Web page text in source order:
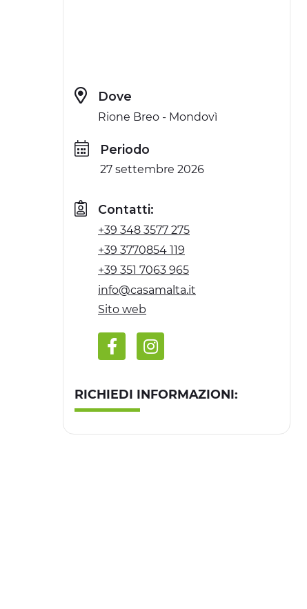
Dove
Rione Breo - Mondovì
Periodo
27 settembre 2026
Contatti:
+39 348 3577 275
+39 3770854 119
+39 351 7063 965
info@casamalta.it
Sito web
RICHIEDI INFORMAZIONI: